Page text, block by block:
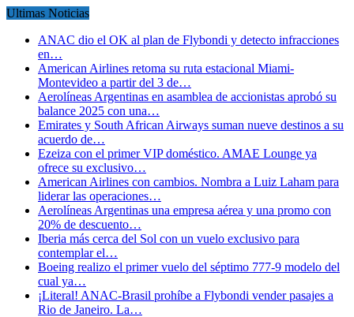
Ultimas Noticias
ANAC dio el OK al plan de Flybondi y detecto infracciones
en…
American Airlines retoma su ruta estacional Miami-
Montevideo a partir del 3 de…
Aerolíneas Argentinas en asamblea de accionistas aprobó su
balance 2025 con una…
Emirates y South African Airways suman nueve destinos a su
acuerdo de…
Ezeiza con el primer VIP doméstico. AMAE Lounge ya
ofrece su exclusivo…
American Airlines con cambios. Nombra a Luiz Laham para
liderar las operaciones…
Aerolíneas Argentinas una empresa aérea y una promo con
20% de descuento…
Iberia más cerca del Sol con un vuelo exclusivo para
contemplar el…
Boeing realizo el primer vuelo del séptimo 777-9 modelo del
cual ya…
¡Literal! ANAC-Brasil prohíbe a Flybondi vender pasajes a
Rio de Janeiro. La…